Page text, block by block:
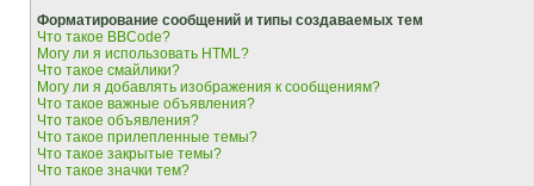
Форматирование сообщений и типы создаваемых тем
Что такое BBCode?
Могу ли я использовать HTML?
Что такое смайлики?
Могу ли я добавлять изображения к сообщениям?
Что такое важные объявления?
Что такое объявления?
Что такое прилепленные темы?
Что такое закрытые темы?
Что такое значки тем?